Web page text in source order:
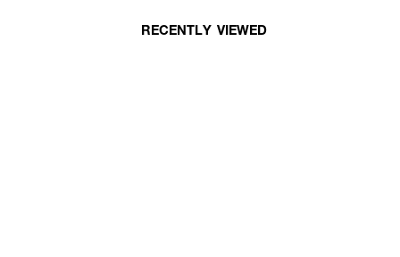
RECENTLY VIEWED